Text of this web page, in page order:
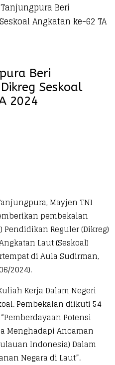
Beri
Angkatan ke-62 TA
Beri
Seskoal
2024
Mayjen TNI
pembekalan
Pendidikan Reguler (Dikreg)
Laut (Seskoal)
di Aula Sudirman,
2024).
Kerja Dalam Negeri
Pembekalan diikuti 54
Potensi
Menghadapi Ancaman
Indonesia) Dalam
Negara di Laut”.